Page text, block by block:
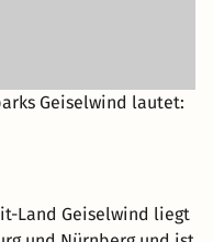
Geiselwind lautet:
Land Geiselwind liegt